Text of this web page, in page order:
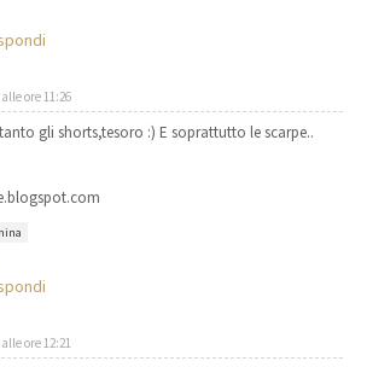
ore 11:26
gli shorts,tesoro :) E soprattutto le scarpe..
ore 12:21